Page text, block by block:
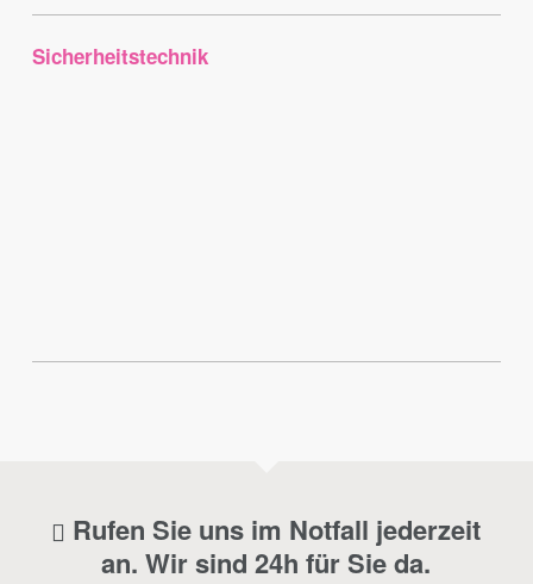
Sicherheitstechnik
Rufen Sie uns im Notfall jederzeit
an. Wir sind 24h für Sie da.